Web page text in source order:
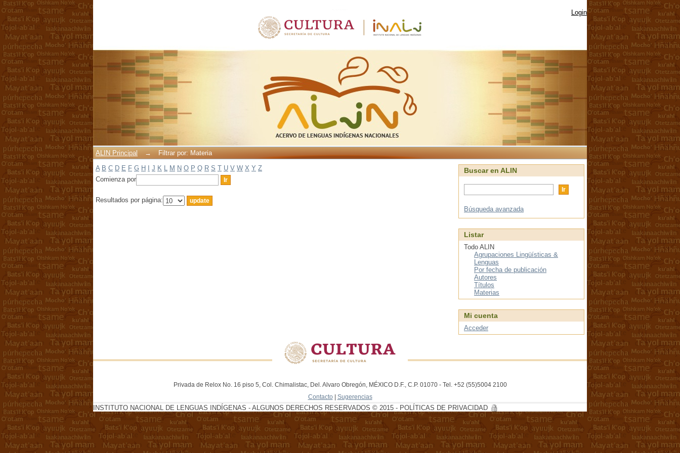
Login
ALIN Principal →
Filtrar por: Materia
A B C D E F G H J K L M N O P Q R S T U V W X Y Z
Comienza por
Resultados por página:
Buscar en ALIN
Búsqueda avanzada
Listar
Todo ALIN
Agrupaciones Lingüísticas &
Lenguas
Por fecha de publicación
Autores
Títulos
Materias
Mi cuenta
Acceder
Privada de Relox No. 16 piso 5, Col. Chimalistac, Del. Alvaro Obregón, MÉXICO D.F., C.P. 01070 - Tel. +52 (55)5004 2100
Contacto | Sugerencias
INSTITUTO NACIONAL DE LENGUAS INDÍGENAS - ALGUNOS DERECHOS RESERVADOS © 2015 - POLÍTICAS DE PRIVACIDAD